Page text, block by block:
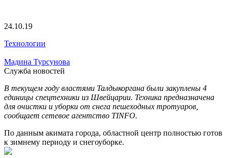
24.10.19
Технологии
Мадина Турсунова
Служба новостей
В текущем году властями Талдыкоргана были закуплены 4
единицы спецтехники из Швейцарии. Техника предназначена
для очистки и уборки от снега пешеходных тротуаров,
сообщает сетевое агентство TINFO.
По данным акимата города, областной центр полностью готов
к зимнему периоду и снегоуборке.